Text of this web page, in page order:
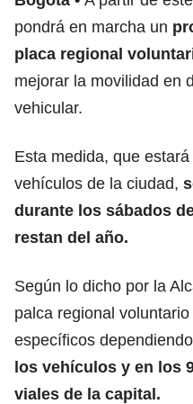
pondrá en marcha un
placa regional
mejorar la movilidad en
vehicular.
Esta medida, que
vehículos de la ciudad,
durante los sábados
restan del año.
Según lo dicho por la
palca regional
específicos
los vehículos y en los
viales de la capital.